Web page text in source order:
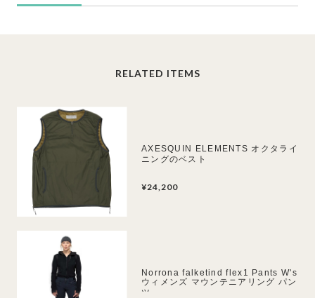
RELATED ITEMS
AXESQUIN ELEMENTS オクタライ
ニングのベスト
¥24,200
Norrona falketind flex1 Pants W's
ウィメンズ マウンテニアリング パン
ツ